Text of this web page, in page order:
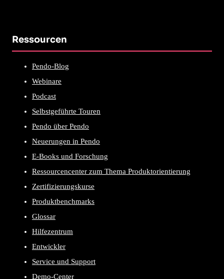
Ressourcen
Pendo-Blog
Webinare
Podcast
Selbstgeführte Touren
Pendo über Pendo
Neuerungen in Pendo
E-Books und Forschung
Ressourcencenter zum Thema Produktorientierung
Zertifizierungskurse
Produktbenchmarks
Glossar
Hilfezentrum
Entwickler
Service und Support
Demo-Center